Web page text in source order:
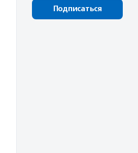
Подписаться